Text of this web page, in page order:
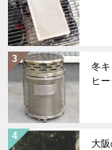
冬
ヒ
大阪